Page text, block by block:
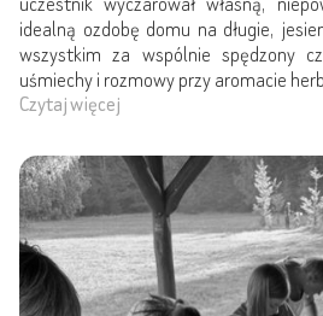
idealną ozdobę domu na długie,
wszystkim za wspólnie spędzony
uśmiechy i rozmowy przy aromacie
Czytaj więcej